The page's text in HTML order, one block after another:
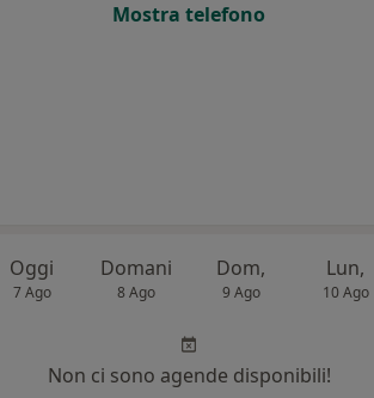
Mostra telefono
Oggi
7 Ago
Domani
8 Ago
Dom,
9 Ago
Lun,
10 Ago
Non ci sono agende disponibili!